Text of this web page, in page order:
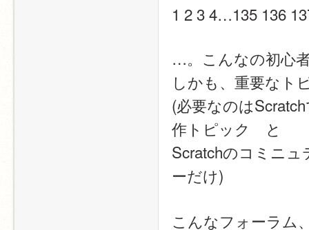
1 2 3 4…135 136
…。こんなの初心
しかも、重要なト
(必要なのは
作トピック　と
Scratchのコミニ
ーだけ)
こんなフォーラム